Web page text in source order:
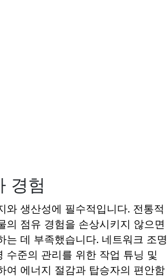
경험
와 생산성에 필수적입니다. 전통적
의 점유 경험을 손상시키지 않으면
는 데 부족했습니다. 네트워크 조명
수준의 관리를 위한 작업 튜닝 및
여 에너지 절감과 탑승자의 편안함